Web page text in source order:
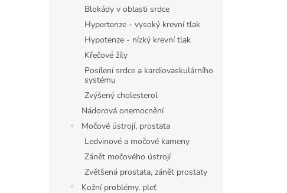
Blokády v oblasti srdce
Hypertenze - vysoký krevní tlak
Hypotenze - nízký krevní tlak
Křečové žíly
Posílení srdce a kardiovaskulárního
systému
Zvýšený cholesterol
Nádorová onemocnění
Močové ústrojí, prostata
Ledvinové a močové kameny
Zánět močového ústrojí
Zvětšená prostata, zánět prostaty
Kožní problémy, pleť